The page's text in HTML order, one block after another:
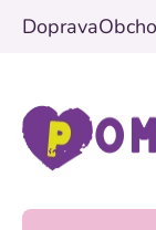
Doprava